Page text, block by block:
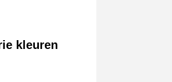
kleuren